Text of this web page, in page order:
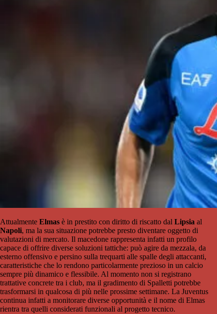
Attualmente Elmas è in prestito con diritto di riscatto dal Lipsia al
Napoli, ma la sua situazione potrebbe presto diventare oggetto di
valutazioni di mercato. Il macedone rappresenta infatti un profilo
capace di offrire diverse soluzioni tattiche: può agire da mezzala, da
esterno offensivo e persino sulla trequarti alle spalle degli attaccanti,
caratteristiche che lo rendono particolarmente prezioso in un calcio
sempre più dinamico e flessibile. Al momento non si registrano
trattative concrete tra i club, ma il gradimento di Spalletti potrebbe
trasformarsi in qualcosa di più nelle prossime settimane. La Juventus
continua infatti a monitorare diverse opportunità e il nome di Elmas
rientra tra quelli considerati funzionali al progetto tecnico.